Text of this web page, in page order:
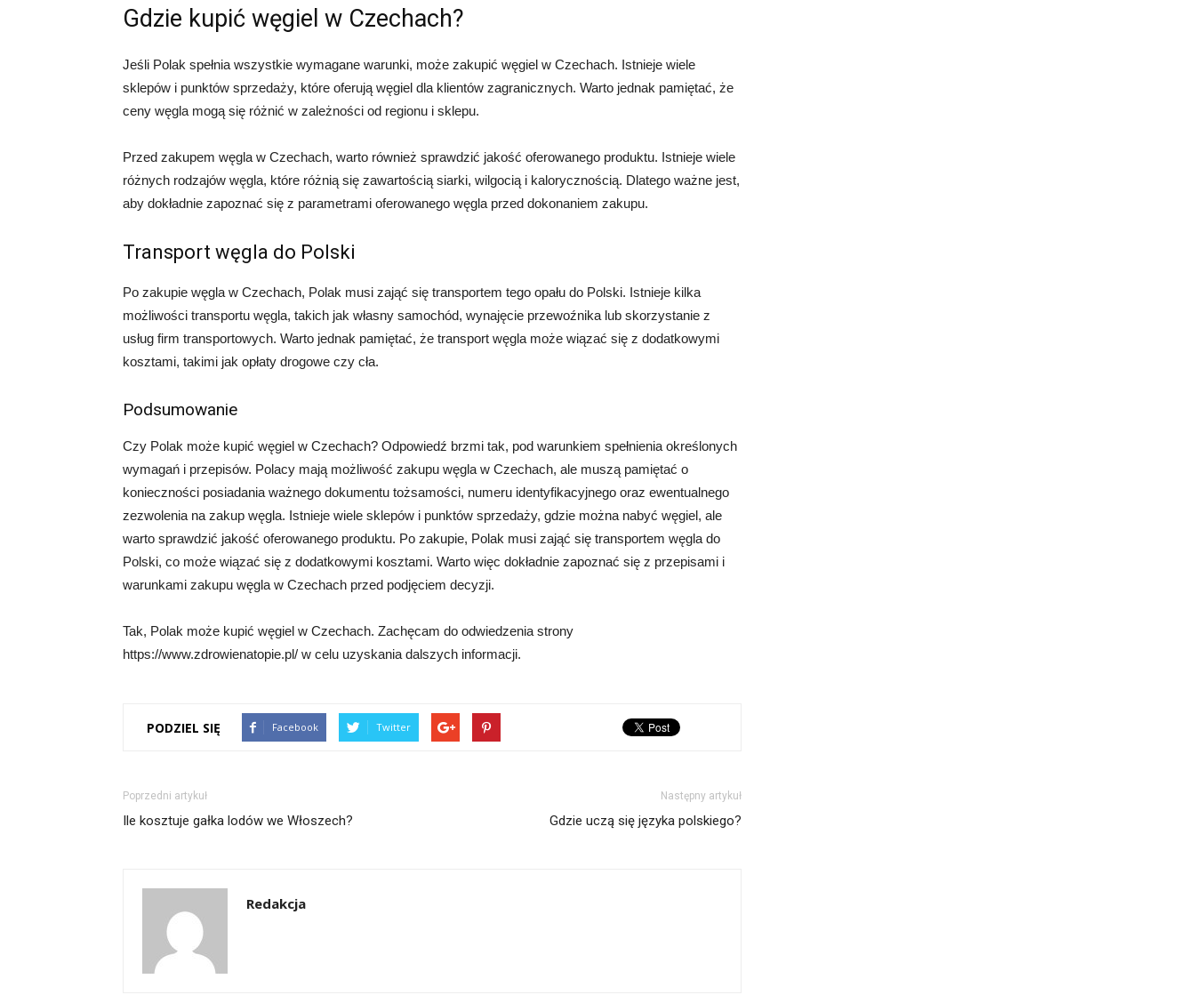
Gdzie kupić węgiel w Czechach?
Jeśli Polak spełnia wszystkie wymagane warunki, może zakupić węgiel w Czechach. Istnieje wiele
sklepów i punktów sprzedaży, które oferują węgiel dla klientów zagranicznych. Warto jednak pamiętać, że
ceny węgla mogą się różnić w zależności od regionu i sklepu.
Przed zakupem węgla w Czechach, warto również sprawdzić jakość oferowanego produktu. Istnieje wiele
różnych rodzajów węgla, które różnią się zawartością siarki, wilgocią i kalorycznością. Dlatego ważne jest,
aby dokładnie zapoznać się z parametrami oferowanego węgla przed dokonaniem zakupu.
Transport węgla do Polski
Po zakupie węgla w Czechach, Polak musi zająć się transportem tego opału do Polski. Istnieje kilka
możliwości transportu węgla, takich jak własny samochód, wynajęcie przewoźnika lub skorzystanie z
usług firm transportowych. Warto jednak pamiętać, że transport węgla może wiązać się z dodatkowymi
kosztami, takimi jak opłaty drogowe czy cła.
Podsumowanie
Czy Polak może kupić węgiel w Czechach? Odpowiedź brzmi tak, pod warunkiem spełnienia określonych
wymagań i przepisów. Polacy mają możliwość zakupu węgla w Czechach, ale muszą pamiętać o
konieczności posiadania ważnego dokumentu tożsamości, numeru identyfikacyjnego oraz ewentualnego
zezwolenia na zakup węgla. Istnieje wiele sklepów i punktów sprzedaży, gdzie można nabyć węgiel, ale
warto sprawdzić jakość oferowanego produktu. Po zakupie, Polak musi zająć się transportem węgla do
Polski, co może wiązać się z dodatkowymi kosztami. Warto więc dokładnie zapoznać się z przepisami i
warunkami zakupu węgla w Czechach przed podjęciem decyzji.
Tak, Polak może kupić węgiel w Czechach. Zachęcam do odwiedzenia strony
https://www.zdrowienatopie.pl/ w celu uzyskania dalszych informacji.
PODZIEL SIĘ Facebook Twitter
Poprzedni artykuł
Ile kosztuje gałka lodów we Włoszech?
Następny artykuł
Gdzie uczą się języka polskiego?
Redakcja